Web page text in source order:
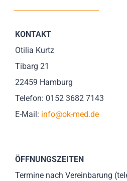
SUCHE
NACH:
KONTAKT
Otilia Kurtz
Tibarg 21
22459 Hamburg
Telefon: 0152 3682 7143
E-Mail: info@ok-med.de
ÖFFNUNGSZEITEN
Termine nach Vereinbarung